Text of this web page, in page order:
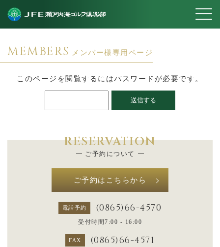
MEMBERS メンバー様専用ページ
このページを閲覧するにはパスワードが必要です。
RESERVATION
ご予約について
ご予約はこちらから
電話予約 (0865)66-4570
受付時間7:00 - 16:00
FAX (0865)66-4571